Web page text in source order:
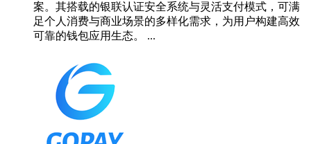
案。其搭载的银联认证安全系统与灵活支付模式，可满
足个人消费与商业场景的多样化需求，为用户构建高效
可靠的钱包应用生态。 ...